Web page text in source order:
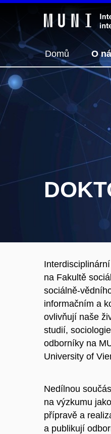
Domů O
na Fakultě
sociálně-
informačním a
ovlivňují naše
studií,
odborníky na
University of
Nedílnou
na výzkumu
přípravě a
a publikují